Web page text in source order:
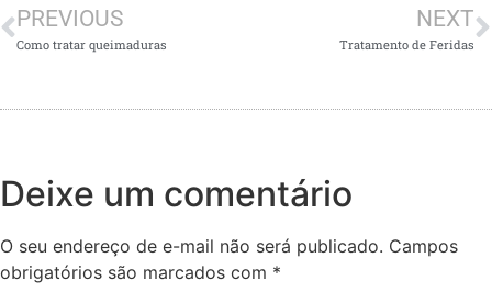
PREVIOUS
Como tratar queimaduras
NEXT
Tratamento de Feridas
Deixe um comentário
O seu endereço de e-mail não será publicado. Campos
obrigatórios são marcados com *